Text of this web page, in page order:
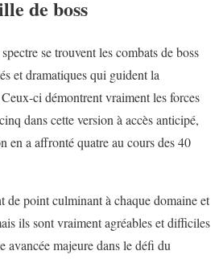
de boss
se trouvent les combats de boss
et dramatiques qui guident la
ci démontrent vraiment les forces
dans cette version à accès anticipé,
en a affronté quatre au cours des 40
de point culminant à chaque domaine et
ils sont vraiment agréables et difficiles
avancée majeure dans le défi du